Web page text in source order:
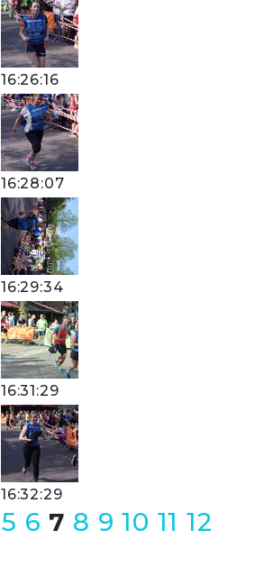
16:26:16
16:28:07
16:29:34
16:31:29
16:32:29
5 6 7 8 9 10 11 12